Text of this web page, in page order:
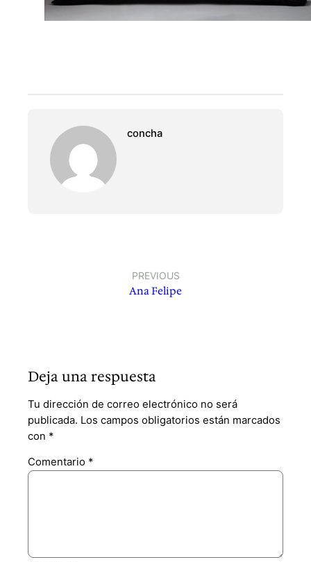
concha
PREVIOUS
Ana Felipe
Deja una respuesta
Tu dirección de correo electrónico no será
publicada. Los campos obligatorios están marcados
con *
Comentario *